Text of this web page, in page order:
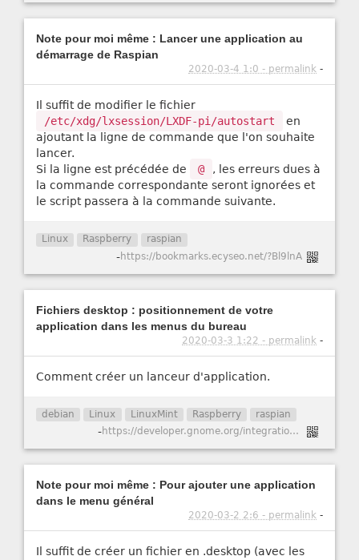
Note pour moi même : Lancer une application au
démarrage de Raspian
2020-03-4 1:0 - permalink -
Il suffit de modifier le fichier
/etc/xdg/lxsession/LXDF-pi/autostart
en
ajoutant la ligne de commande que l'on souhaite
lancer.
Si la ligne est précédée de
@
, les erreurs dues à
la commande correspondante seront ignorées et
le script passera à la commande suivante.
Linux Raspberry raspian
-https://bookmarks.ecyseo.net/?Bl9lnA
Fichiers desktop : positionnement de votre
application dans les menus du bureau
2020-03-3 1:22 - permalink -
Comment créer un lanceur d'application.
debian Linux LinuxMint Raspberry raspian
- https://developer.gnome.org/integration-guide/stable/desktop-files.html.fr
Note pour moi même : Pour ajouter une application
dans le menu général
2020-03-2 2:6 - permalink -
Il suffit de créer un fichier en .desktop (avec les